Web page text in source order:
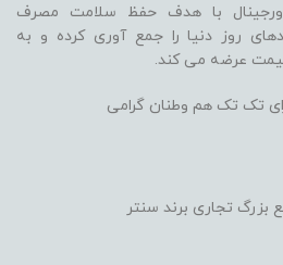
اورجینال با هدف حفظ سلامت مصرف
روز دنیا را جمع آوری کرده و به
عرضه می کند.
تک تک هم وطنان گرامی
بزرگ تجاری برند سنتر